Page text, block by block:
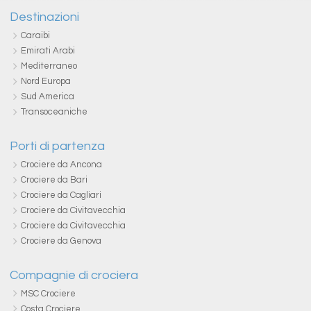
Destinazioni
Caraibi
Emirati Arabi
Mediterraneo
Nord Europa
Sud America
Transoceaniche
Porti di partenza
Crociere da Ancona
Crociere da Bari
Crociere da Cagliari
Crociere da Civitavecchia
Crociere da Civitavecchia
Crociere da Genova
Compagnie di crociera
MSC Crociere
Costa Crociere